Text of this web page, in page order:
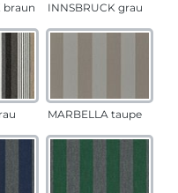
braun INNSBRUCK grau
MARBELLA taupe